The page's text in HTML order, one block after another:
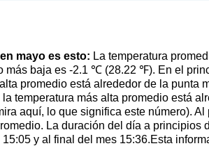
mayo es esto: La temperatura
baja es -2.1 ℃ (28.22 ℉). En el
promedio está alrededor de la
temperatura más alta promedio está
aquí, lo que significa este número). Al
La duración del día a principios
y al final del mes 15:36.Esta